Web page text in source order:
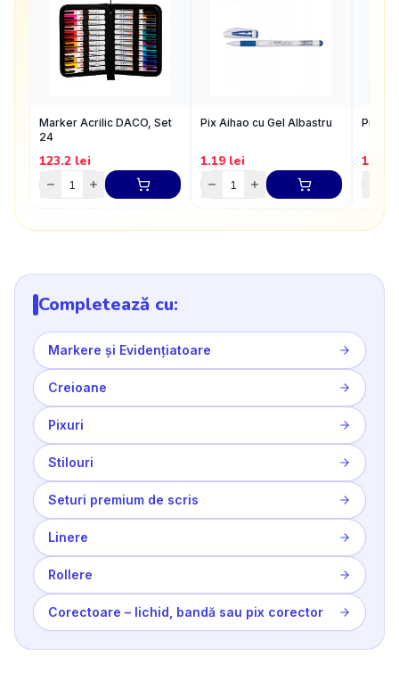
Marker Acrilic DACO, Set
24
123.2 lei
Pix Aihao cu Gel Albastru
1.19 lei
Pix
1.19
Completează cu:
Markere și Evidențiatoare
Creioane
Pixuri
Stilouri
Seturi premium de scris
Linere
Rollere
Corectoare – lichid, bandă sau pix corector